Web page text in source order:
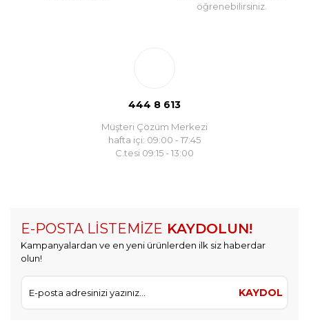
öğrenebilirsiniz.
444 8 613
Müşteri Çözüm Merkezi
hafta içi: 09:00 - 17:45
C.tesi 09:15 - 13:00
E-POSTA LİSTEMİZE KAYDOLUN!
Kampanyalardan ve en yeni ürünlerden ilk siz haberdar
olun!
KAYDOL